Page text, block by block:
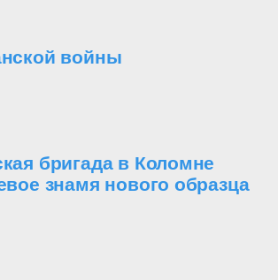
войны
бригада в Коломне
знамя нового образца